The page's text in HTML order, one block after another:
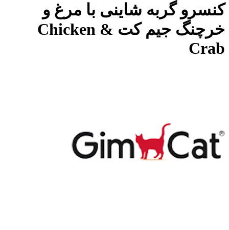
کنسرو گربه شاینی با مرغ و
خرچنگ جیم کت Chicken &
Crab